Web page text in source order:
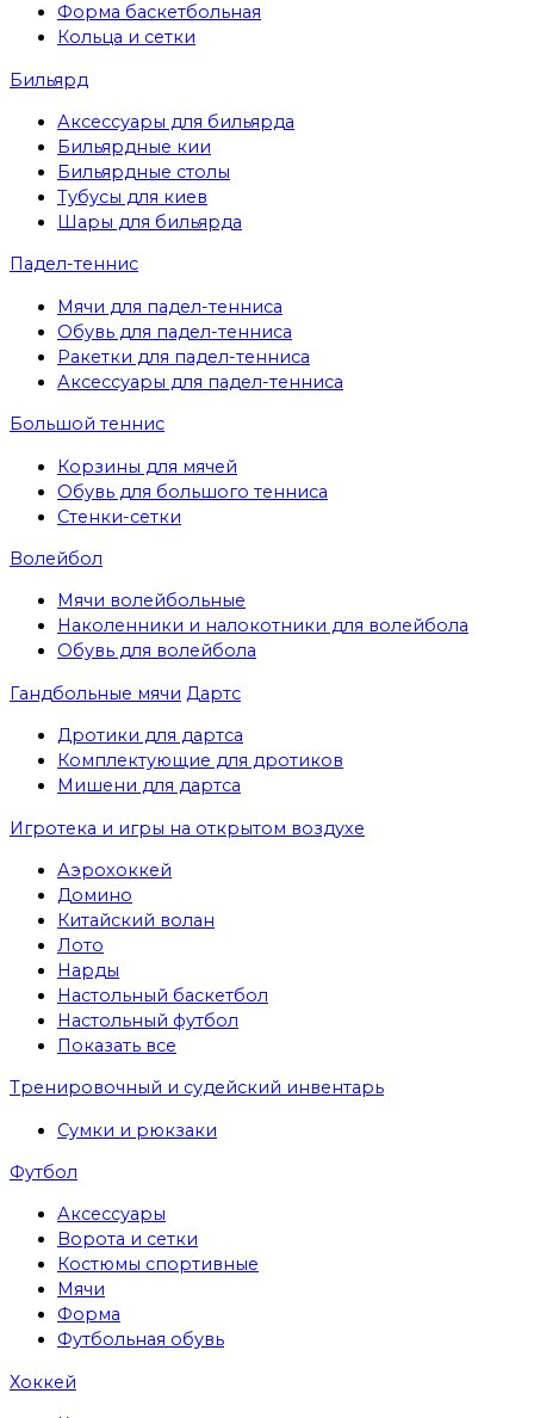
Форма баскетбольная
Кольца и сетки
Бильярд
Аксессуары для бильярда
Бильярдные кии
Бильярдные столы
Тубусы для киев
Шары для бильярда
Падел-теннис
Мячи для падел-тенниса
Обувь для падел-тенниса
Ракетки для падел-тенниса
Аксессуары для падел-тенниса
Большой теннис
Корзины для мячей
Обувь для большого тенниса
Стенки-сетки
Волейбол
Мячи волейбольные
Наколенники и налокотники для волейбола
Обувь для волейбола
Гандбольные мячи Дартс
Дротики для дартса
Комплектующие для дротиков
Мишени для дартса
Игротека и игры на открытом воздухе
Аэрохоккей
Домино
Китайский волан
Лото
Нарды
Настольный баскетбол
Настольный футбол
Показать все
Тренировочный и судейский инвентарь
Сумки и рюкзаки
Футбол
Аксессуары
Ворота и сетки
Костюмы спортивные
Мячи
Форма
Футбольная обувь
Хоккей